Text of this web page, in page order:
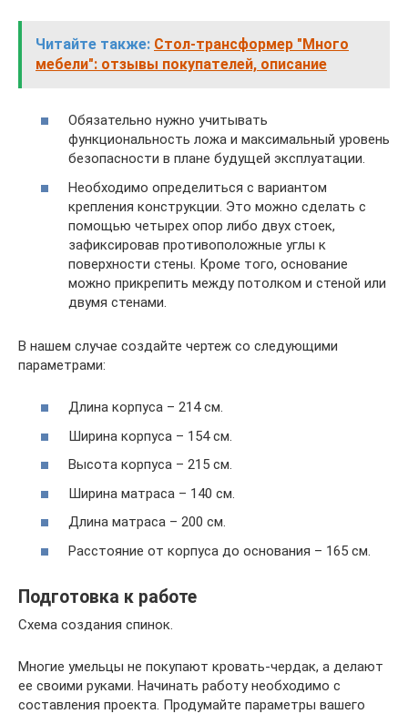
Читайте также: Стол-трансформер "Много
мебели": отзывы покупателей, описание
Обязательно нужно учитывать
функциональность ложа и максимальный уровень
безопасности в плане будущей эксплуатации.
Необходимо определиться с вариантом
крепления конструкции. Это можно сделать с
помощью четырех опор либо двух стоек,
зафиксировав противоположные углы к
поверхности стены. Кроме того, основание
можно прикрепить между потолком и стеной или
двумя стенами.
В нашем случае создайте чертеж со следующими
параметрами:
Длина корпуса – 214 см.
Ширина корпуса – 154 см.
Высота корпуса – 215 см.
Ширина матраса – 140 см.
Длина матраса – 200 см.
Расстояние от корпуса до основания – 165 см.
Подготовка к работе
Схема создания спинок.
Многие умельцы не покупают кровать-чердак, а делают
ее своими руками. Начинать работу необходимо с
составления проекта. Продумайте параметры вашего